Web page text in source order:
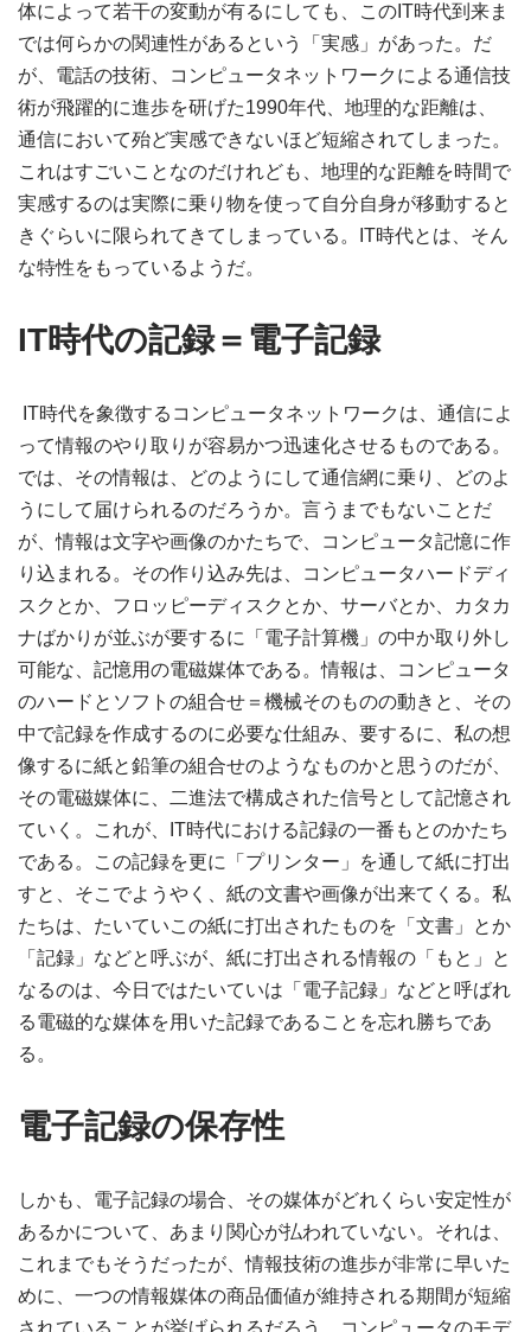
体によって若干の変動が有るにしても、このIT時代到来ま
では何らかの関連性があるという「実感」があった。だ
が、電話の技術、コンピュータネットワークによる通信技
術が飛躍的に進歩を研げた1990年代、地理的な距離は、
通信において殆ど実感できないほど短縮されてしまった。
これはすごいことなのだけれども、地理的な距離を時間で
実感するのは実際に乗り物を使って自分自身が移動すると
きぐらいに限られてきてしまっている。IT時代とは、そん
な特性をもっているようだ。
IT時代の記録＝電子記録
IT時代を象徴するコンピュータネットワークは、通信によ
って情報のやり取りが容易かつ迅速化させるものである。
では、その情報は、どのようにして通信網に乗り、どのよ
うにして届けられるのだろうか。言うまでもないことだ
が、情報は文字や画像のかたちで、コンピュータ記憶に作
り込まれる。その作り込み先は、コンピュータハードディ
スクとか、フロッピーディスクとか、サーバとか、カタカ
ナばかりが並ぶが要するに「電子計算機」の中か取り外し
可能な、記憶用の電磁媒体である。情報は、コンピュータ
のハードとソフトの組合せ＝機械そのものの動きと、その
中で記録を作成するのに必要な仕組み、要するに、私の想
像するに紙と鉛筆の組合せのようなものかと思うのだが、
その電磁媒体に、二進法で構成された信号として記憶され
ていく。これが、IT時代における記録の一番もとのかたち
である。この記録を更に「プリンター」を通して紙に打出
すと、そこでようやく、紙の文書や画像が出来てくる。私
たちは、たいていこの紙に打出されたものを「文書」とか
「記録」などと呼ぶが、紙に打出される情報の「もと」と
なるのは、今日ではたいていは「電子記録」などと呼ばれ
る電磁的な媒体を用いた記録であることを忘れ勝ちであ
る。
電子記録の保存性
しかも、電子記録の場合、その媒体がどれくらい安定性が
あるかについて、あまり関心が払われていない。それは、
これまでもそうだったが、情報技術の進歩が非常に早いた
めに、一つの情報媒体の商品価値が維持される期間が短縮
されていることが挙げられるだろう。コンピュータのモデ